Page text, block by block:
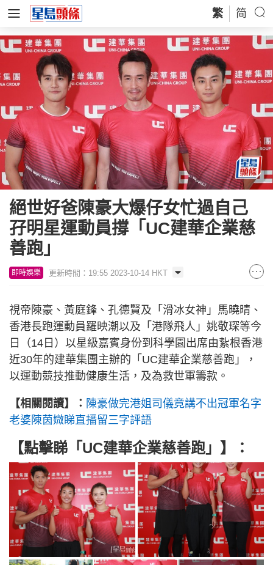
繁 简
絕世好爸陳豪大爆仔女忙過自己
孖明星運動員撐「UC建華企業慈
善跑」
即時娛樂 更新時間：19:55 2023-10-14 HKT
視帝陳豪、黃庭鋒、孔德賢及「滑冰女神」馬曉晴、
香港長跑運動員羅映潮以及「港隊飛人」姚敬琛等今
日（14日）以星級嘉賓身份到科學園出席由紥根香港
近30年的建華集團主辦的「UC建華企業慈善跑」，
以運動競技推動健康生活，及為救世軍籌款。
【相關閱讀】： 陳豪做完港姐司儀竟講不出冠軍名字
老婆陳茵媺睇直播留三字評語
【點擊睇 「UC建華企業慈善跑」 】：